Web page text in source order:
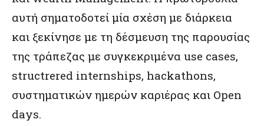
αυτή σηματοδοτεί μία σχέση με διάρκεια
και ξεκίνησε με τη δέσμευση της παρουσίας
της τράπεζας με συγκεκριμένα use cases,
structrered internships, hackathons,
συστηματικών ημερών καριέρας και Open
days.